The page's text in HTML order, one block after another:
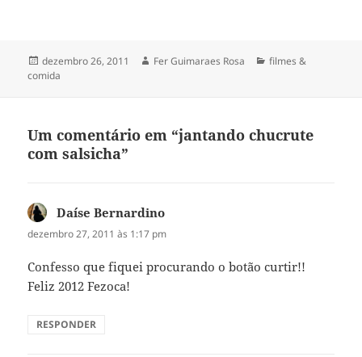
Publicado
em
dezembro 26, 2011 Autor
Fer Guimaraes Rosa Categorias
filmes &
comida
Um comentário em “jantando chucrute
com salsicha”
Daíse Bernardino
dezembro 27, 2011 às 1:17 pm
Confesso que fiquei procurando o botão curtir!!
Feliz 2012 Fezoca!
RESPONDER